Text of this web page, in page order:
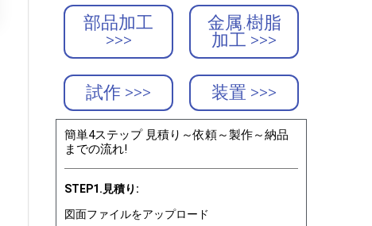
部品加工
>>>
金属.樹脂
加工 >>>
試作 >>> 装置 >>>
簡単4ステップ 見積り～依頼～製作～納品
までの流れ!
STEP1.見積り:
図面ファイルをアップロード